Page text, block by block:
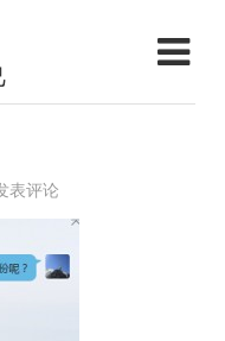
表评论